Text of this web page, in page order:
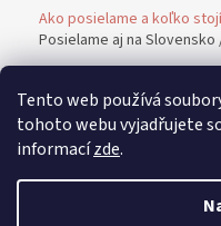
Tento web používá
tohoto webu vyjadřujete
informacízde.
Ako posielame a koľko
Posielame aj na Slovensko
Platba / PAYMENT
Možnosť platby /